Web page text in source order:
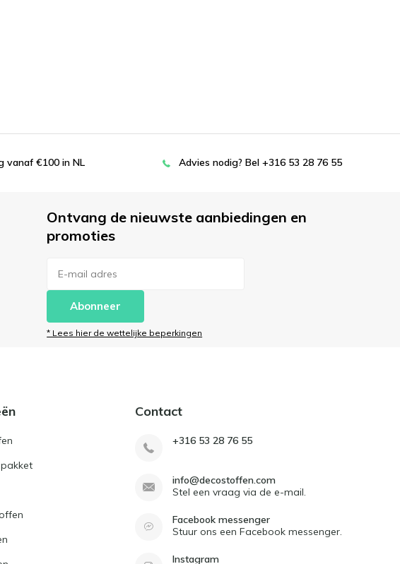
vanaf €100 in NL Advies nodig? Bel +316 53 28 76 55
Ontvang de nieuwste aanbiedingen en
promoties
Abonneer
* Lees hier de wettelijke beperkingen
Contact
+316 53 28 76 55
info@decostoffen.com
Stel een vraag via de e-mail.
Facebook messenger
Stuur ons een Facebook messenger.
Instagram